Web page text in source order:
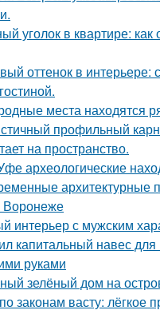
уголок в квартире: как
оттенок в интерьере:
места находятся
профильный
на пространство.
археологические
архитектурные
Воронеже
интерьер с мужским
капитальный навес для
руками
зелёный дом на
законам васту: лёгкое